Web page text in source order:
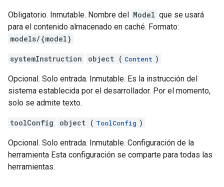
Obligatorio. Inmutable. Nombre del Model que se usará
para el contenido almacenado en caché. Formato:
models/{model}
systemInstruction object ( Content )
Opcional. Solo entrada. Inmutable. Es la instrucción del
sistema establecida por el desarrollador. Por el momento,
solo se admite texto.
toolConfig object ( ToolConfig )
Opcional. Solo entrada. Inmutable. Configuración de la
herramienta Esta configuración se comparte para todas las
herramientas.